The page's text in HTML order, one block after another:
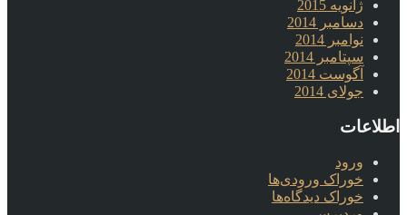
ژانویه 2015
دسامبر 2014
نوامبر 2014
سپتامبر 2014
آگوست 2014
جولای 2014
اطلاعات
ورود
خوراک ورودی‌ها
خوراک دیدگاه‌ها